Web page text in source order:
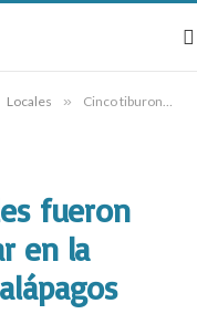
Locales » Cinco tiburones azules fueron marcados en alta mar en la Reserva Marina de Galápagos
fueron
en la